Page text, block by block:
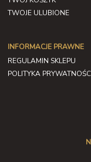
TWOJE ULUBIONE
INFORMACJE PRAWNE
REGULAMIN SKLEPU
POLITYKA